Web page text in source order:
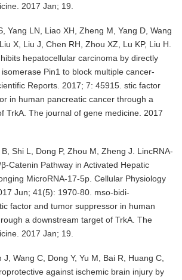
2017 Jan; 19.
Yang LN, Liao XH, Zheng M, Yang D, Wang
X, Liu J, Chen RH, Zhou XZ, Lu KP, Liu H.
hepatocellular carcinoma by directly
Pin1 to block multiple cancer-
Reports. 2017; 7: 45915. stic factor
in human pancreatic cancer through a
TrkA. The journal of gene medicine. 2017
Shi L, Dong P, Zhou M, Zheng J. LincRNA-
Catenin Pathway in Activated Hepatic
MicroRNA-17-5p. Cellular Physiology
Jun; 41(5): 1970-80. mso-bidi-
factor and tumor suppressor in human
a downstream target of TrkA. The
2017 Jan; 19.
Wang C, Dong Y, Yu M, Bai R, Huang C,
against ischemic brain injury by